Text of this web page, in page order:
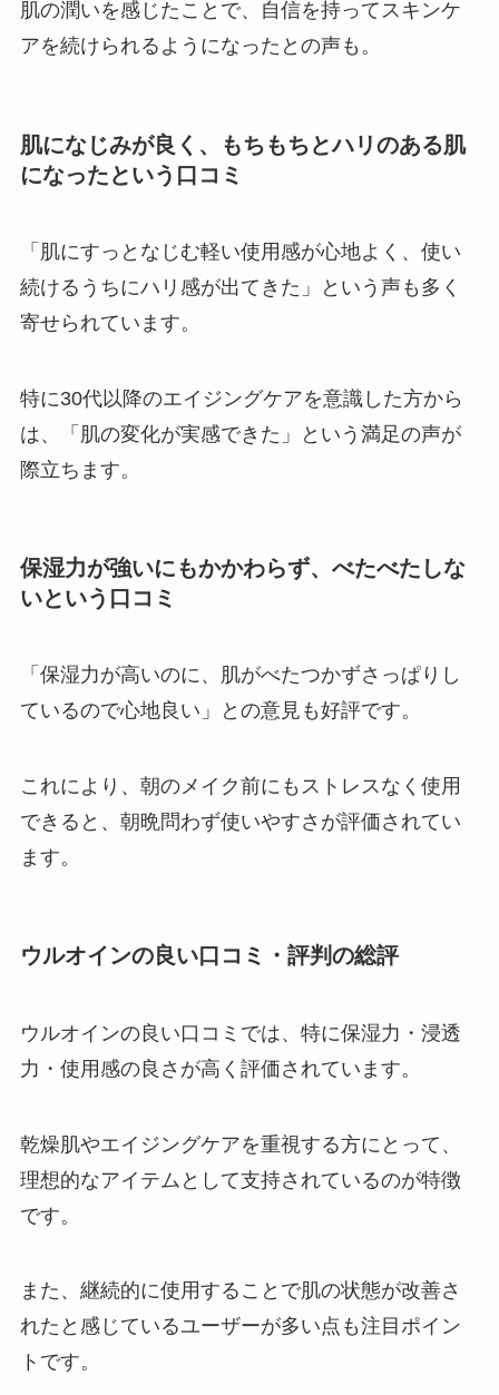
肌の潤いを感じたことで、自信を持ってスキンケ
アを続けられるようになったとの声も。
肌になじみが良く、もちもちとハリのある肌
になったという口コミ
「肌にすっとなじむ軽い使用感が心地よく、使い
続けるうちにハリ感が出てきた」という声も多く
寄せられています。
特に30代以降のエイジングケアを意識した方から
は、「肌の変化が実感できた」という満足の声が
際立ちます。
保湿力が強いにもかかわらず、べたべたしな
いという口コミ
「保湿力が高いのに、肌がべたつかずさっぱりし
ているので心地良い」との意見も好評です。
これにより、朝のメイク前にもストレスなく使用
できると、朝晩問わず使いやすさが評価されてい
ます。
ウルオインの良い口コミ・評判の総評
ウルオインの良い口コミでは、特に保湿力・浸透
力・使用感の良さが高く評価されています。
乾燥肌やエイジングケアを重視する方にとって、
理想的なアイテムとして支持されているのが特徴
です。
また、継続的に使用することで肌の状態が改善さ
れたと感じているユーザーが多い点も注目ポイン
トです。